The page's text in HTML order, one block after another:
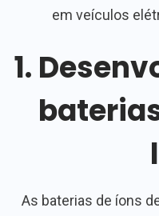
em veículos
1.
As baterias de íons